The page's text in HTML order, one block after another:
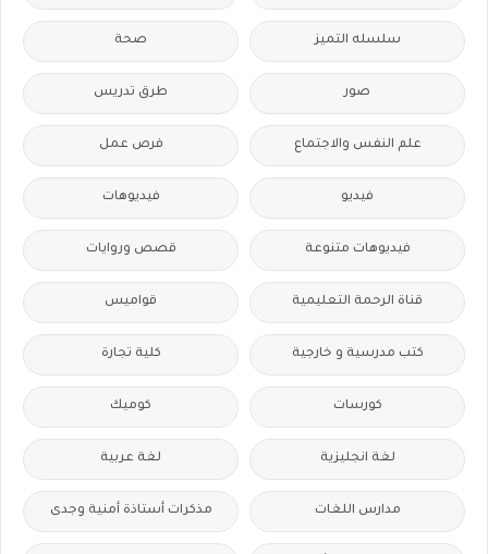
سلسله التميز صحة
صور طرق تدريس
علم النفس والاجتماع فرص عمل
فيديو فيديوهات
فيديوهات متنوعة قصص وروايات
قناة الرحمة التعليمية قواميس
كتب مدرسية و خارجية كلية تجارة
كورسات كوميك
لغة انجليزية لغة عربية
مدارس اللغات مذكرات أستاذة أمنية وجدى